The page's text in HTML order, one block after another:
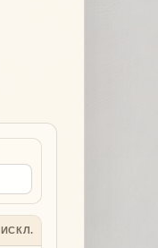
ИСКЛ.